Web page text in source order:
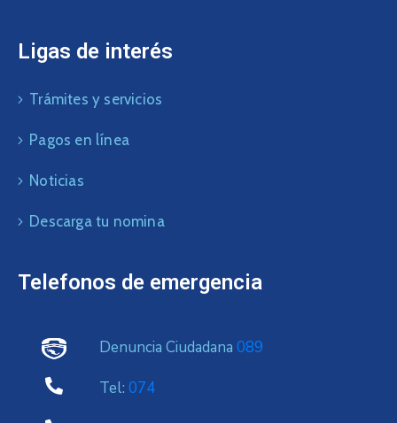
Ligas de interés
Trámites y servicios
Pagos en línea
Noticias
Descarga tu nomina
Telefonos de emergencia
Denuncia Ciudadana 089
Tel: 074